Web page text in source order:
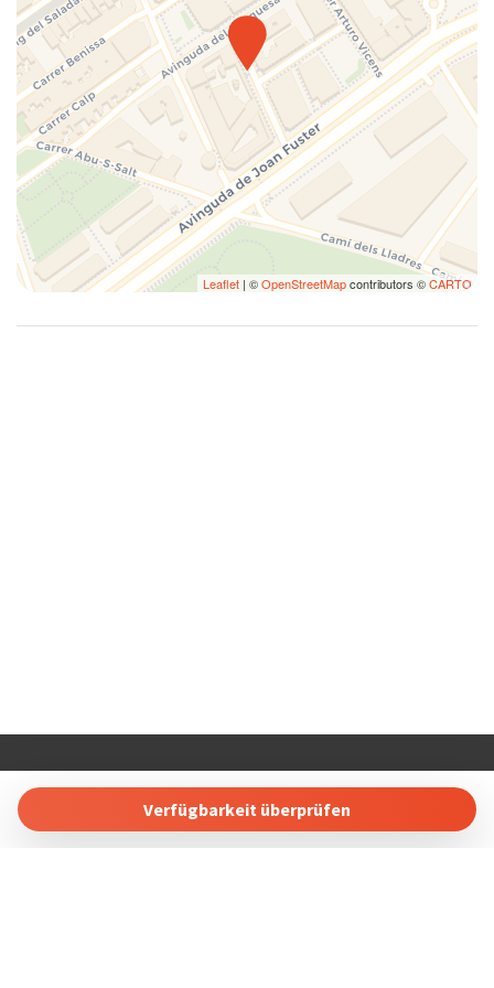
Die Unterkunft verfügt über keinen privaten Parkplatz, jedoch ist
kostenloses Parken in den umliegenden Straßen problemlos
möglich. Zum Be- und Entladen können Sie direkt vor der
Unterkunft halten.
⚠️ Wichtige Information
Aufgrund der Hausordnung sind Buchungen von Jugendgruppen
nicht erlaubt.
💬 Ihr Aufenthalt beginnt hier
Tisch und Stühle
Töpfe und Pfannen
Unabhängige Heizung / Klimaanlage
Vollständige Küche
Waschmaschine
Web-TV
Willkommenspaket
Wohnzimmer
Leaflet | ©OpenStreetMapcontributors ©CARTO
Verfügbarkeit überprüfen
Calle Carlos Senti 23 03700 Dénia, Alicante, Spain
Tel: +34 865689257